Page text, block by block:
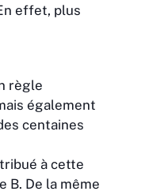
effet, plus
règle
également
centaines
à cette
B. De la même